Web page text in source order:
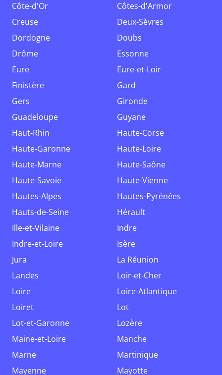
Côte-d'Or
Côtes-d'Armor
Creuse
Deux-Sèvres
Dordogne
Doubs
Drôme
Essonne
Eure
Eure-et-Loir
Finistère
Gard
Gers
Gironde
Guadeloupe
Guyane
Haut-Rhin
Haute-Corse
Haute-Garonne
Haute-Loire
Haute-Marne
Haute-Saône
Haute-Savoie
Haute-Vienne
Hautes-Alpes
Hautes-Pyrénées
Hauts-de-Seine
Hérault
Ille-et-Vilaine
Indre
Indre-et-Loire
Isère
Jura
La Réunion
Landes
Loir-et-Cher
Loire
Loire-Atlantique
Loiret
Lot
Lot-et-Garonne
Lozère
Maine-et-Loire
Manche
Marne
Martinique
Mayenne
Mayotte